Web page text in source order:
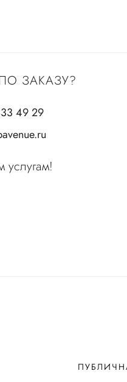
ЗАКАЗУ?
49 29
услугам!